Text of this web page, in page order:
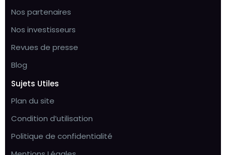
Nos partenaires
Nos investisseurs
Revues de presse
Blog
Sujets Utiles
Plan du site
Condition d’utilisation
Politique de confidentialité